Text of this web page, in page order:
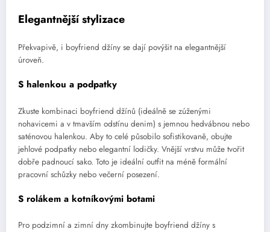
Elegantnější stylizace
Překvapivě, i boyfriend džíny se dají povýšit na elegantnější
úroveň.
S halenkou a podpatky
Zkuste kombinaci boyfriend džínů (ideálně se zúženými
nohavicemi a v tmavším odstínu denim) s jemnou hedvábnou nebo
saténovou halenkou. Aby to celé působilo sofistikovaně, obujte
jehlové podpatky nebo elegantní lodičky. Vnější vrstvu může tvořit
dobře padnoucí sako. Toto je ideální outfit na méně formální
pracovní schůzky nebo večerní posezení.
S rolákem a kotníkovými botami
Pro podzimní a zimní dny zkombinujte boyfriend džíny s